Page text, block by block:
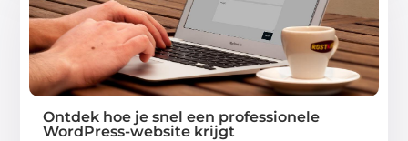
Ontdek hoe je snel een professionele
WordPress-website krijgt